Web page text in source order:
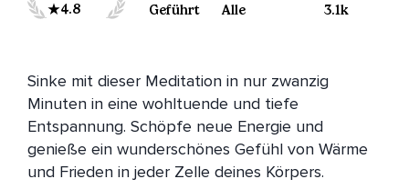
4.8
Geführt
Alle
3.1k
Sinke mit dieser Meditation in nur zwanzig
Minuten in eine wohltuende und tiefe
Entspannung. Schöpfe neue Energie und
genieße ein wunderschönes Gefühl von Wärme
und Frieden in jeder Zelle deines Körpers.